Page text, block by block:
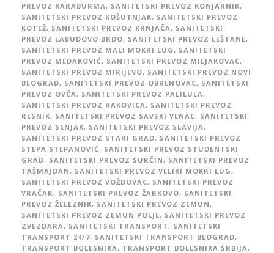
PREVOZ KARABURMA , SANITETSKI PREVOZ KONJARNIK,
SANITETSKI PREVOZ KOŠUTNJAK, SANITETSKI PREVOZ
KOTEŽ, SANITETSKI PREVOZ KRNJAČA , SANITETSKI
PREVOZ LABUDOVO BRDO, SANITETSKI PREVOZ LEŠTANE,
SANITETSKI PREVOZ MALI MOKRI LUG , SANITETSKI
PREVOZ MEDAKOVIĆ, SANITETSKI PREVOZ MILJAKOVAC,
SANITETSKI PREVOZ MIRIJEVO, SANITETSKI PREVOZ NOVI
BEOGRAD, SANITETSKI PREVOZ OBRENOVAC, SANITETSKI
PREVOZ OVČA , SANITETSKI PREVOZ PALILULA ,
SANITETSKI PREVOZ RAKOVICA , SANITETSKI PREVOZ
RESNIK, SANITETSKI PREVOZ SAVSKI VENAC, SANITETSKI
PREVOZ SENJAK, SANITETSKI PREVOZ SLAVIJA ,
SANITETSKI PREVOZ STARI GRAD, SANITETSKI PREVOZ
STEPA STEPANOVIĆ, SANITETSKI PREVOZ STUDENTSKI
GRAD, SANITETSKI PREVOZ SURČIN , SANITETSKI PREVOZ
TAŠMAJDAN , SANITETSKI PREVOZ VELIKI MOKRI LUG ,
SANITETSKI PREVOZ VOŽDOVAC, SANITETSKI PREVOZ
VRAČAR , SANITETSKI PREVOZ ŽARKOVO, SANITETSKI
PREVOZ ŽELEZNIK, SANITETSKI PREVOZ ZEMUN ,
SANITETSKI PREVOZ ZEMUN POLJE, SANITETSKI PREVOZ
ZVEZDARA , SANITETSKI TRANSPORT , SANITETSKI
TRANSPORT 24/7, SANITETSKI TRANSPORT BEOGRAD,
TRANSPORT BOLESNIKA , TRANSPORT BOLESNIKA SRBIJA ,